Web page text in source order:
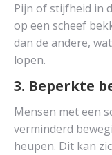
Pijn of stijfheid in
op een scheef
dan de andere,
lopen.
3. Beperkte
Mensen met een
verminderd
heupen. Dit kan